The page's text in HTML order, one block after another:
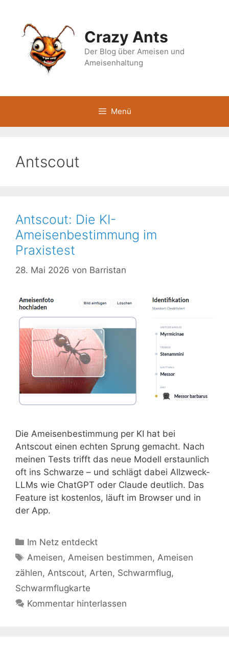
springen
Crazy Ants
Der Blog über Ameisen und
Ameisenhaltung
Menü
Antscout
Antscout: Die KI-
Ameisenbestimmung im
Praxistest
28. Mai 2026 von Barristan
Die Ameisenbestimmung per KI hat bei
Antscout einen echten Sprung gemacht. Nach
meinen Tests trifft das neue Modell erstaunlich
oft ins Schwarze – und schlägt dabei Allzweck-
LLMs wie ChatGPT oder Claude deutlich. Das
Feature ist kostenlos, läuft im Browser und in
der App.
Kategorien
Im Netz entdeckt
Schlagwörter
Ameisen, Ameisen bestimmen, Ameisen
zählen, Antscout, Arten, Schwarmflug,
Schwarmflugkarte
Kommentar hinterlassen